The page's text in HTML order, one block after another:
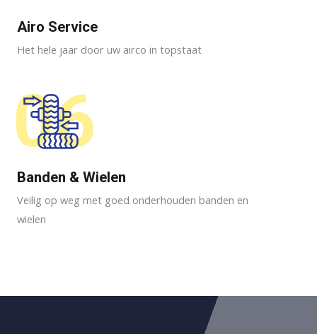
Airo Service
Het hele jaar door uw airco in topstaat
06
Banden & Wielen
Veilig op weg met goed onderhouden banden en
wielen